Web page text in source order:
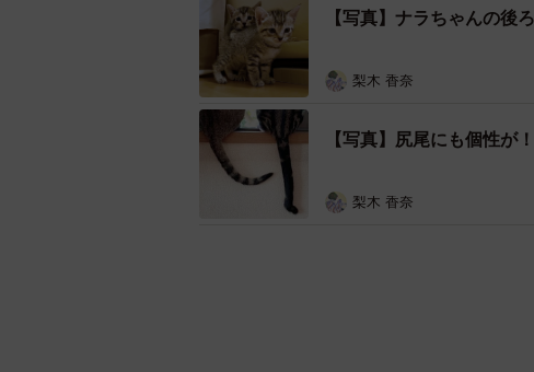
【写真】ナラちゃんの後
梨木 香奈
【写真】尻尾にも個性が
梨木 香奈